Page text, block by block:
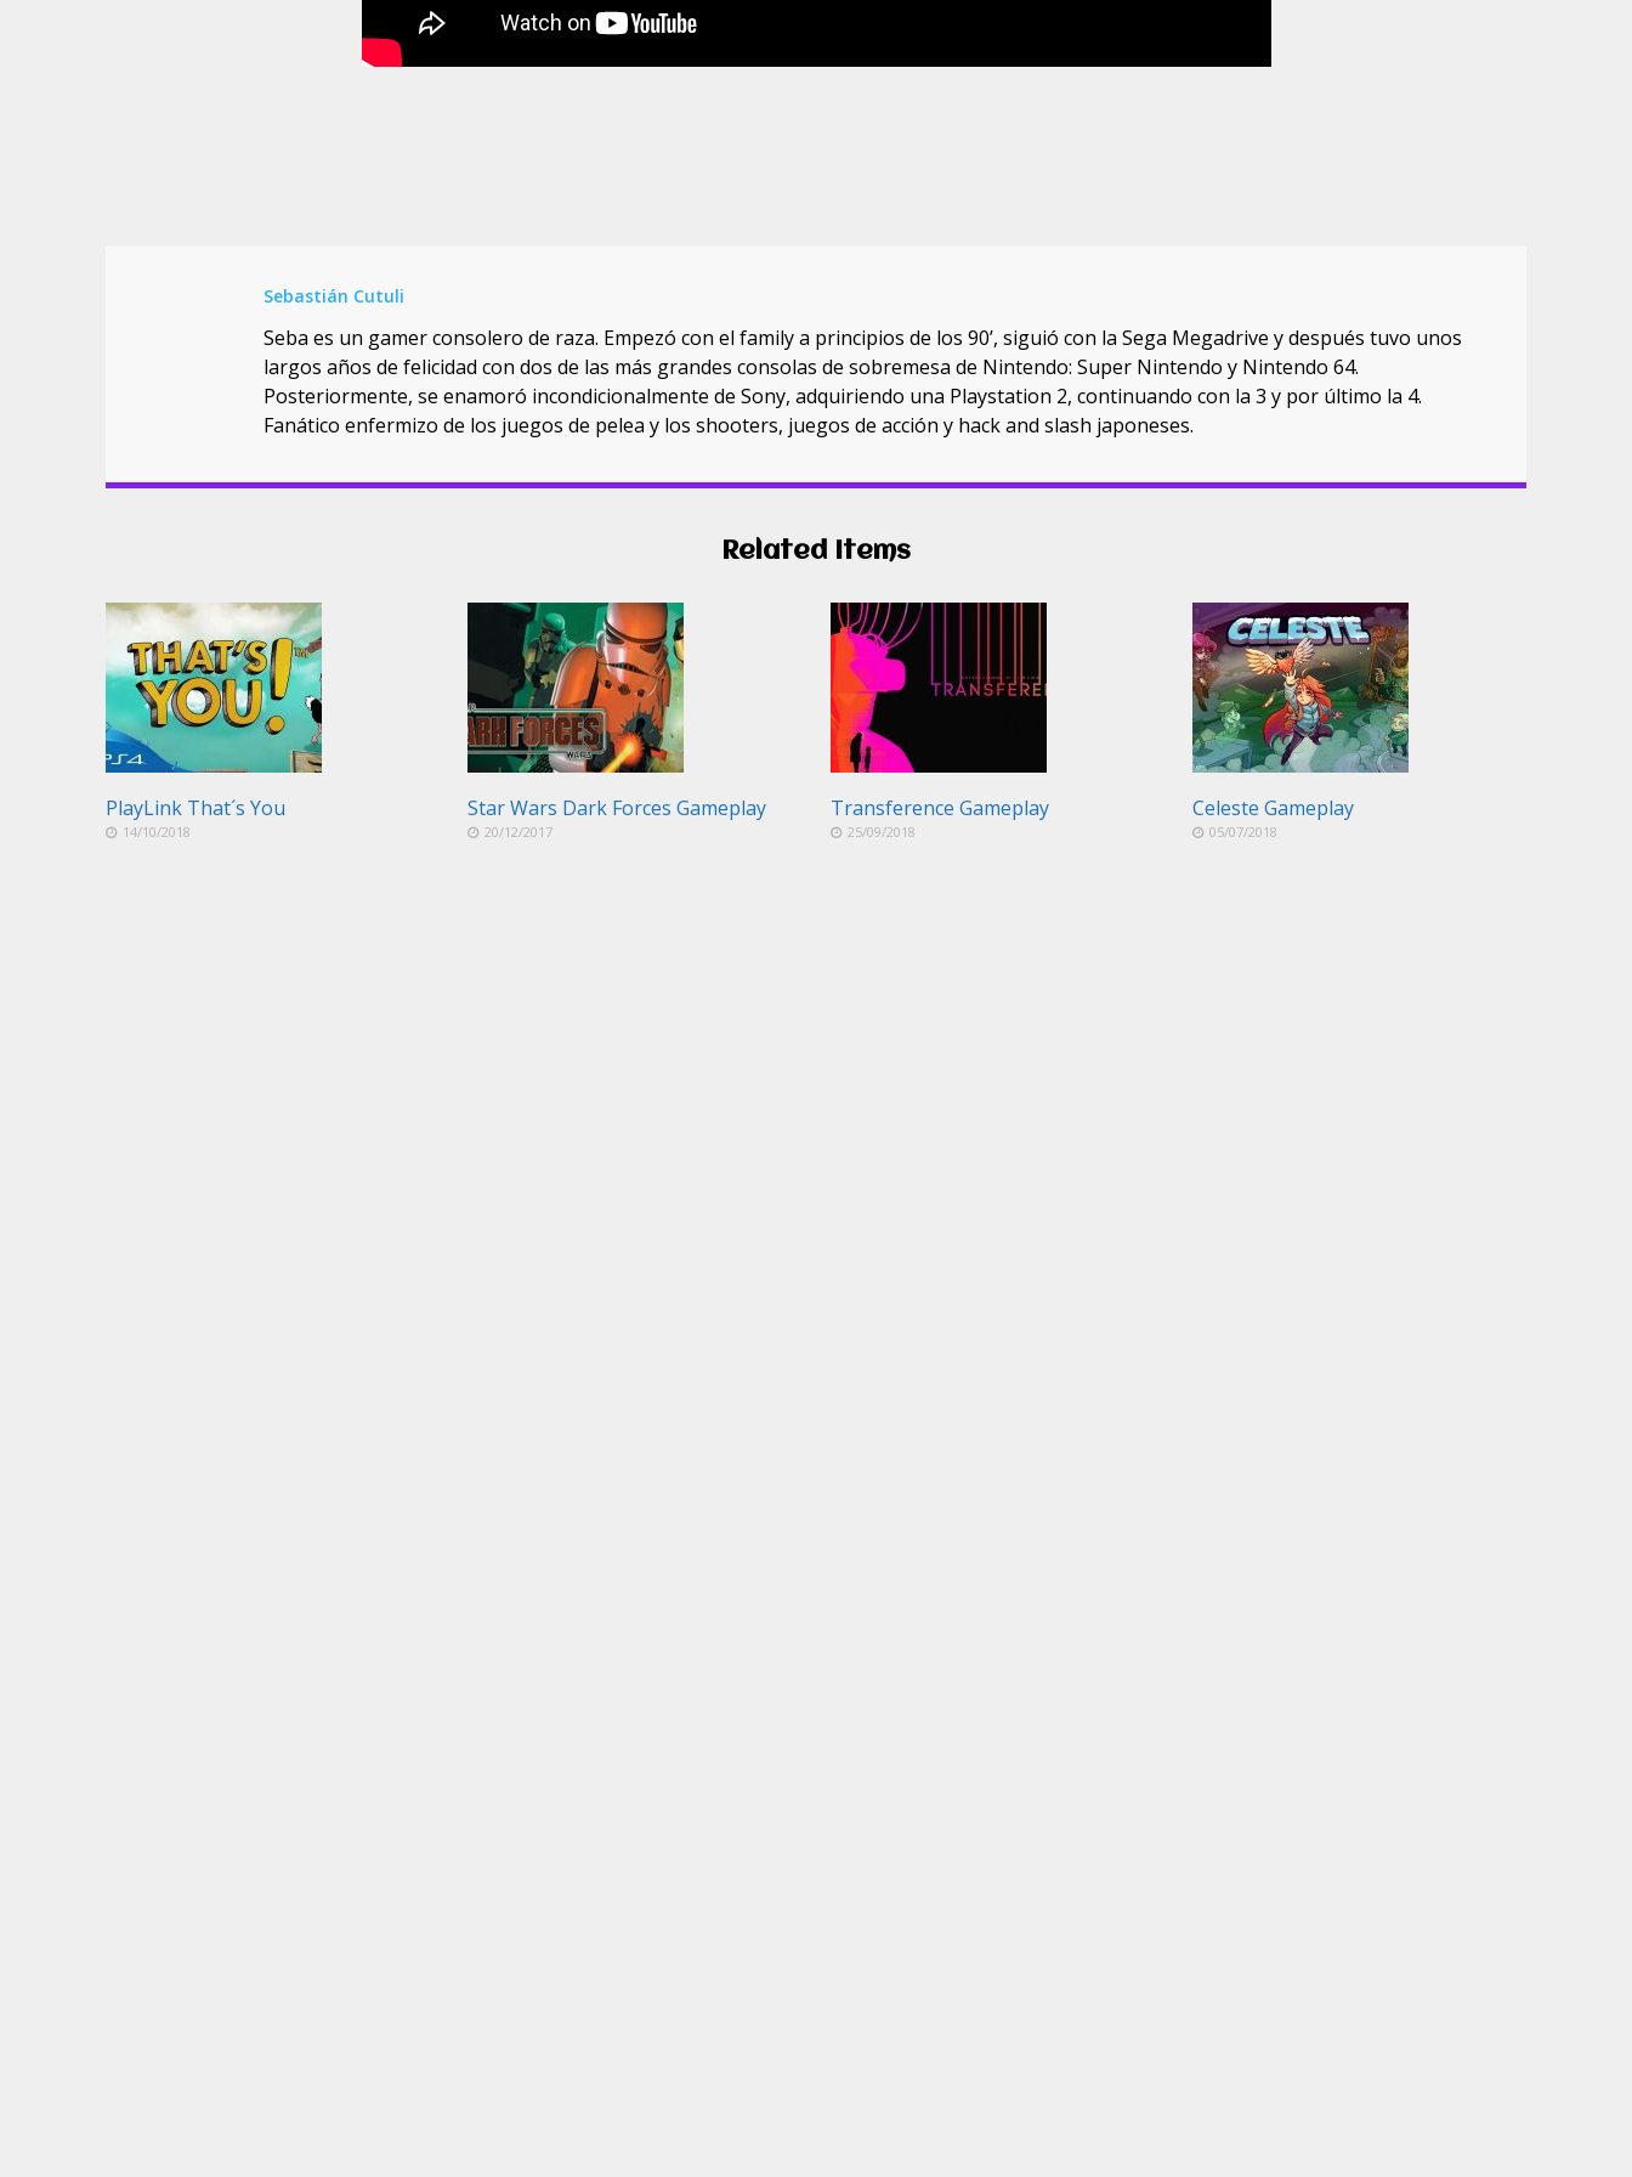
Sebastián Cutuli
Seba es un gamer consolero de raza. Empezó con el family a principios de los 90’, siguió con la Sega Megadrive y después tuvo unos
largos años de felicidad con dos de las más grandes consolas de sobremesa de Nintendo: Super Nintendo y Nintendo 64.
Posteriormente, se enamoró incondicionalmente de Sony, adquiriendo una Playstation 2, continuando con la 3 y por último la 4.
Fanático enfermizo de los juegos de pelea y los shooters, juegos de acción y hack and slash japoneses.
Related Items
PlayLink That´s You
14/10/2018
Star Wars Dark Forces Gameplay
20/12/2017
Transference Gameplay
25/09/2018
Celeste Gameplay
05/07/2018